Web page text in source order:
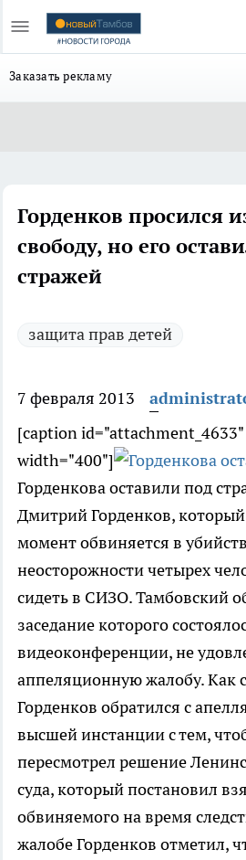
Заказать рекламу
Горденков просился
свободу, но его
стражей
защита прав детей
7 февраля 2013
[caption
width="400"]
Горденкова оставили под
Дмитрий Горденков,
момент обвиняется в
неосторожности четырех
сидеть в СИЗО. Тамбовский
заседание которого
видеоконференции, не
аппеляционную жалобу. Как
Горденков обратился с
высшей инстанции с тем,
пересмотрел решение
суда, который постановил
обвиняемого на время
жалобе Горденков отметил,